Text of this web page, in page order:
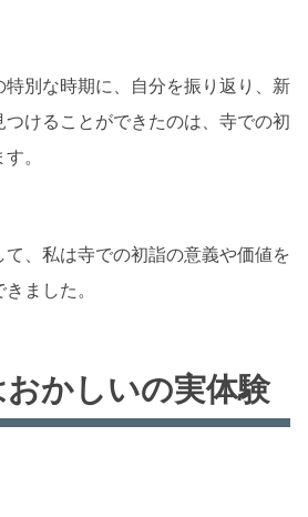
別な時期に、自分を振り返り、新
けることができたのは、寺での初
。
、私は寺での初詣の意義や価値を
ました。
かしいの実体験